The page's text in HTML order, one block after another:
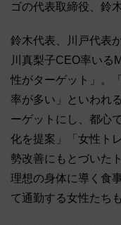
ゴの代表取締役、鈴
鈴木代表、川戸代表
川真梨子CEO率いる
性がターゲット」。
率が多い」といわれ
ーゲットにし、都心
化を提案」「女性ト
勢改善にもとづいた
理想の身体に導く食
て通勤する女性たち